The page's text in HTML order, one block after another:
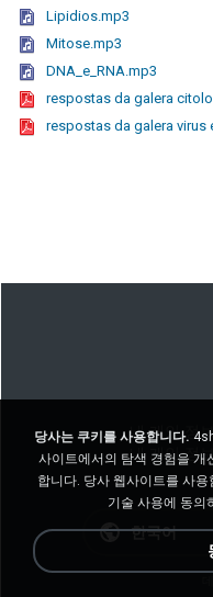
Lipidios.mp3
Mitose.mp3
DNA_e_RNA.mp3
respostas da galera
respostas da galera virus
내 개인 정
내 개인 정
한국어
당사는 쿠키를 사용합니다.
사이트에서의 탐색 경험을 개
합니다. 당사 웹사이트를 사
기술 사용에 동의